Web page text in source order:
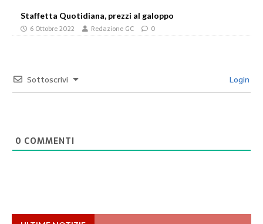
Staffetta Quotidiana, prezzi al galoppo
6 Ottobre 2022 Redazione GC 0
Sottoscrivi Login
0 COMMENTI